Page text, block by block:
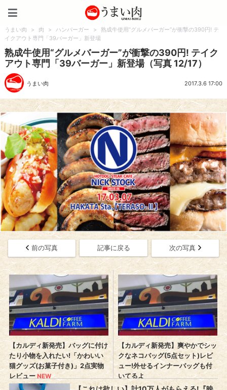
うまい肉 > 肉 > ハンバーガー >
熟成牛使用“グルメバーガー”が衝撃の390円! テ
イクアウト専門「39バーガー」新登場
熟成牛使用“グルメバーガー”が衝撃の390円! テイク
アウト専門「39バーガー」新登場（写真 12/17）
うまい肉 2017.3.6 17:00
前の写真 記事に戻る 次の写真